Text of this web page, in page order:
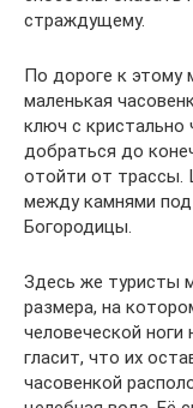
страждущему.
По дороге к этому
маленькая
ключ с кристально
добраться до
отойти от трассы.
между камнями
Богородицы.
Здесь же туристы
размера, на
человеческой
гласит, что их
часовенкой